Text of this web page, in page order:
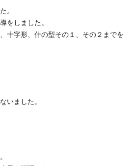
。
をしました。
十字形、什の型その１、その２までを
いました。